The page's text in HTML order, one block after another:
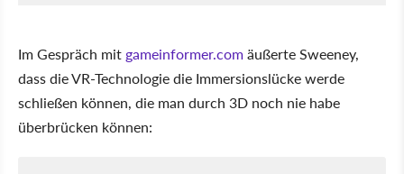
Im Gespräch mit gameinformer.comäußerte Sweeney,
dass die VR-Technologie die Immersionslücke werde
schließen können, die man durch 3D noch nie habe
überbrücken können: